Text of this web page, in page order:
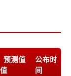
预测值
公布时
间